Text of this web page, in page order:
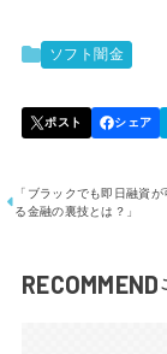
ソフト闇金
「ブラックでも即日融資
る金融の裏技とは？」
RECOMMEND